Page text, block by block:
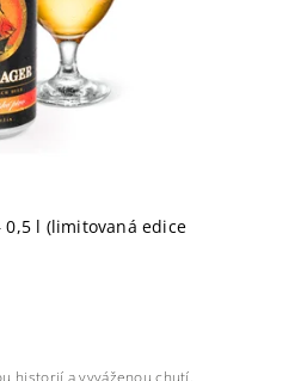
0,5 l (limitovaná edice